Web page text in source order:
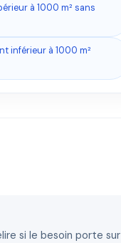
à 1000 m² sans
inférieur à 1000 m²
si le besoin porte sur